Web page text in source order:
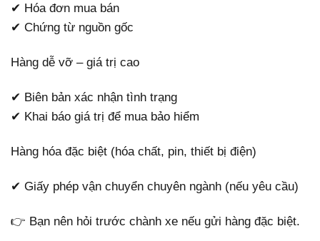
✔ Hóa đơn mua bán
✔ Chứng từ nguồn gốc
Hàng dễ vỡ – giá trị cao
✔ Biên bản xác nhận tình trạng
✔ Khai báo giá trị để mua bảo hiểm
Hàng hóa đặc biệt (hóa chất, pin, thiết bị điện)
✔ Giấy phép vận chuyển chuyên ngành (nếu yêu cầu)
👉 Bạn nên hỏi trước chành xe nếu gửi hàng đặc biệt.